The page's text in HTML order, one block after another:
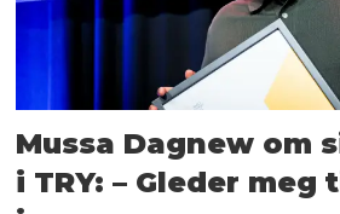
Mussa Dagnew om
i TRY: – Gleder meg